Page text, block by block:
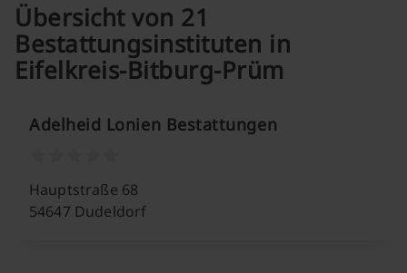
Übersicht von 21
Bestattungsinstituten in
Eifelkreis-Bitburg-Prüm
Adelheid Lonien Bestattungen
Hauptstraße 68
54647 Dudeldorf